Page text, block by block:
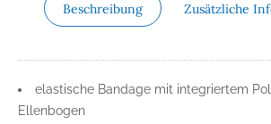
Beschreibung Zusätzliche
elastische Bandage mit integriertem
Ellenbogen